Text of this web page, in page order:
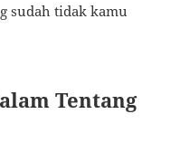
sudah tidak kamu
Tentang